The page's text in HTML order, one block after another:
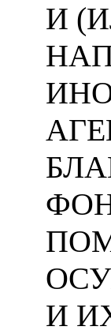
И
И